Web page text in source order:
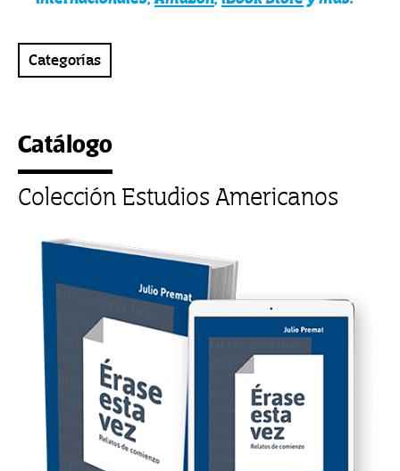
Categorías
Catálogo
Colección Estudios Americanos